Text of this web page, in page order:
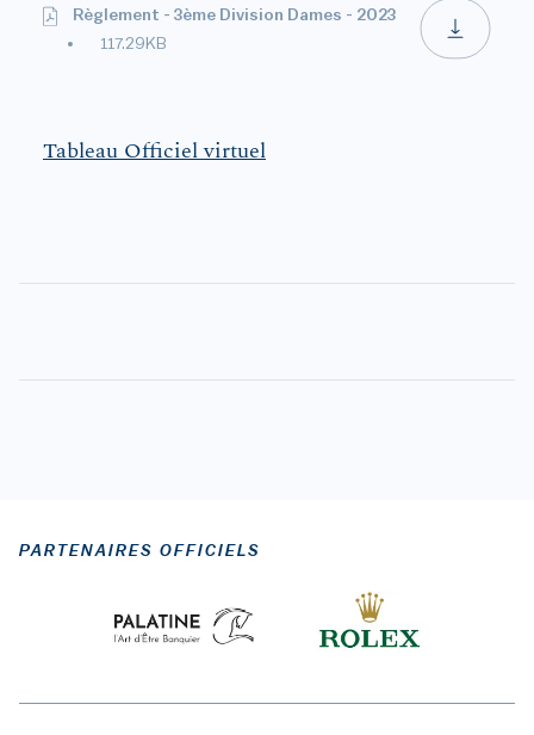
Règlement - 3ème Division Dames - 2023
117.29KB
Tableau Officiel virtuel
PARTENAIRES OFFICIELS